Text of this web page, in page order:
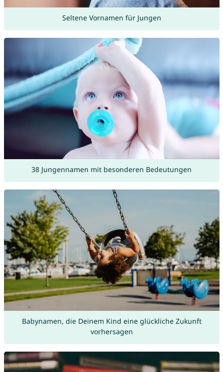
Seltene Vornamen für Jungen
38 Jungennamen mit besonderen Bedeutungen
Babynamen, die Deinem Kind eine glückliche Zukunft
vorhersagen